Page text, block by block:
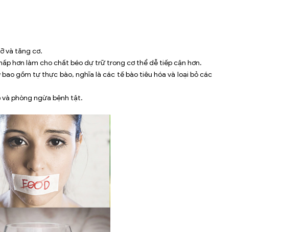
và tăng cơ.
hơn làm cho chất béo dự trữ trong cơ thể dễ tiếp cận hơn.
gồm tự thực bào, nghĩa là các tế bào tiêu hóa và loại bỏ các
phòng ngừa bệnh tật.